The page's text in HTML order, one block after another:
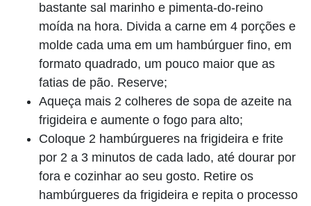
bastante sal marinho e pimenta-do-reino
moída na hora. Divida a carne em 4 porções e
molde cada uma em um hambúrguer fino, em
formato quadrado, um pouco maior que as
fatias de pão. Reserve;
Aqueça mais 2 colheres de sopa de azeite na
frigideira e aumente o fogo para alto;
Coloque 2 hambúrgueres na frigideira e frite
por 2 a 3 minutos de cada lado, até dourar por
fora e cozinhar ao seu gosto. Retire os
hambúrgueres da frigideira e repita o processo